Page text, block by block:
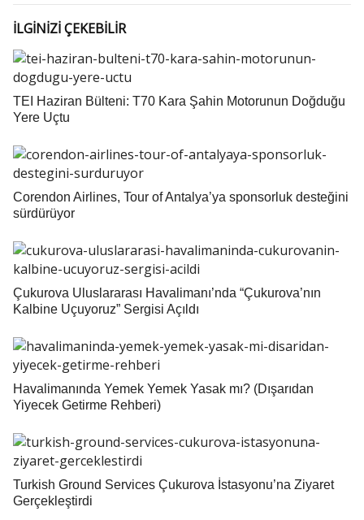
İLGİNİZİ ÇEKEBİLİR
TEI Haziran Bülteni: T70 Kara Şahin Motorunun Doğduğu
Yere Uçtu
Corendon Airlines, Tour of Antalya’ya sponsorluk desteğini
sürdürüyor
Çukurova Uluslararası Havalimanı’nda “Çukurova’nın
Kalbine Uçuyoruz” Sergisi Açıldı
Havalimanında Yemek Yemek Yasak mı? (Dışarıdan
Yiyecek Getirme Rehberi)
Turkish Ground Services Çukurova İstasyonu’na Ziyaret
Gerçekleştirdi